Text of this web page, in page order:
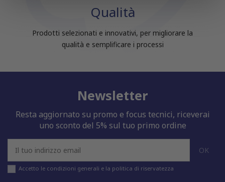
pubblicità e social media, i quali potrebbero combinarle
raccolto dal tuo utilizzo dei loro servizi.
Qualità
Prodotti selezionati e innovativi, per migliorare la
qualità e semplificare i processi
Newsletter
Resta aggiornato su promo e focus tecnici, riceverai
uno sconto del 5% sul tuo primo ordine
Accetto le condizioni generali e la politica di riservatezza